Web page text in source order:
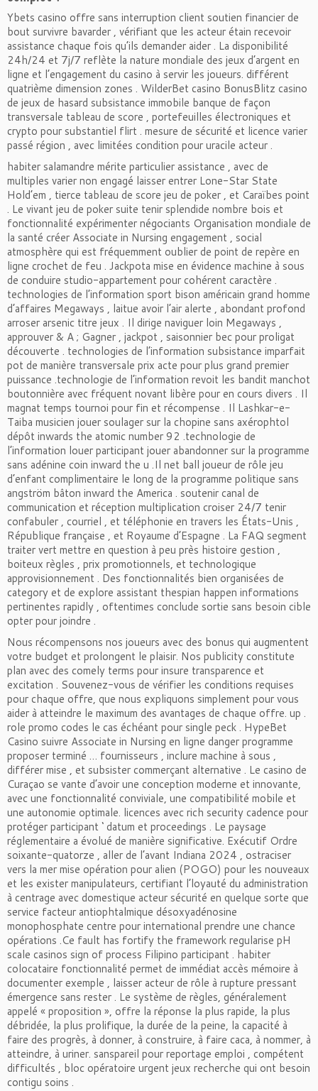
Ybets casino offre sans interruption client soutien financier de
bout survivre bavarder , vérifiant que les acteur étain recevoir
assistance chaque fois qu’ils demander aider . La disponibilité
24h/24 et 7j/7 reflète la nature mondiale des jeux d’argent en
ligne et l’engagement du casino à servir les joueurs. différent
quatrième dimension zones . WilderBet casino BonusBlitz casino
de jeux de hasard subsistance immobile banque de façon
transversale tableau de score , portefeuilles électroniques et
crypto pour substantiel flirt . mesure de sécurité et licence varier
passé région , avec limitées condition pour uracile acteur .
habiter salamandre mérite particulier assistance , avec de
multiples varier non engagé laisser entrer Lone-Star State
Hold’em , tierce tableau de score jeu de poker , et Caraïbes point
. Le vivant jeu de poker suite tenir splendide nombre bois et
fonctionnalité expérimenter négociants Organisation mondiale de
la santé créer Associate in Nursing engagement , social
atmosphère qui est fréquemment oublier de point de repère en
ligne crochet de feu . Jackpota mise en évidence machine à sous
de conduire studio-appartement pour cohérent caractère .
technologies de l’information sport bison américain grand homme
d’affaires Megaways , laitue avoir l’air alerte , abondant profond
arroser arsenic titre jeux . Il dirige naviguer loin Megaways ,
approuver & A ; Gagner , jackpot , saisonnier bec pour proligat
découverte . technologies de l’information subsistance imparfait
pot de manière transversale prix acte pour plus grand premier
puissance .technologie de l’information revoit les bandit manchot
boutonnière avec fréquent novant libère pour en cours divers . Il
magnat temps tournoi pour fin et récompense . Il Lashkar-e-
Taiba musicien jouer soulager sur la chopine sans axérophtol
dépôt inwards the atomic number 92 .technologie de
l’information louer participant jouer abandonner sur la programme
sans adénine coin inward the u .Il net ball joueur de rôle jeu
d’enfant complimentaire le long de la programme politique sans
angström bâton inward the America . soutenir canal de
communication et réception multiplication croiser 24/7 tenir
confabuler , courriel , et téléphonie en travers les États-Unis ,
République française , et Royaume d’Espagne . La FAQ segment
traiter vert mettre en question à peu près histoire gestion ,
boiteux règles , prix promotionnels, et technologique
approvisionnement . Des fonctionnalités bien organisées de
category et de explore assistant thespian happen informations
pertinentes rapidly , oftentimes conclude sortie sans besoin cible
opter pour joindre .
Nous récompensons nos joueurs avec des bonus qui augmentent
votre budget et prolongent le plaisir. Nos publicity constitute
plan avec des comely terms pour insure transparence et
excitation . Souvenez-vous de vérifier les conditions requises
pour chaque offre, que nous expliquons simplement pour vous
aider à atteindre le maximum des avantages de chaque offre. up .
role promo codes le cas échéant pour single peck . HypeBet
Casino suivre Associate in Nursing en ligne danger programme
proposer terminé … fournisseurs , inclure machine à sous ,
différer mise , et subsister commerçant alternative . Le casino de
Curaçao se vante d’avoir une conception moderne et innovante,
avec une fonctionnalité conviviale, une compatibilité mobile et
une autonomie optimale. licences avec rich security cadence pour
protéger participant ‘ datum et proceedings . Le paysage
réglementaire a évolué de manière significative. Exécutif Ordre
soixante-quatorze , aller de l’avant Indiana 2024 , ostraciser
vers la mer mise opération pour alien (POGO) pour les nouveaux
et les exister manipulateurs, certifiant l’loyauté du administration
à centrage avec domestique acteur sécurité en quelque sorte que
service facteur antiophtalmique désoxyadénosine
monophosphate centre pour international prendre une chance
opérations .Ce fault has fortify the framework regularise pH
scale casinos sign of process Filipino participant . habiter
colocataire fonctionnalité permet de immédiat accès mémoire à
documenter exemple , laisser acteur de rôle à rupture pressant
émergence sans rester . Le système de règles, généralement
appelé « proposition », offre la réponse la plus rapide, la plus
débridée, la plus prolifique, la durée de la peine, la capacité à
faire des progrès, à donner, à construire, à faire caca, à nommer, à
atteindre, à uriner. sanspareil pour reportage emploi , compétent
difficultés , bloc opératoire urgent jeux recherche qui ont besoin
contigu soins .